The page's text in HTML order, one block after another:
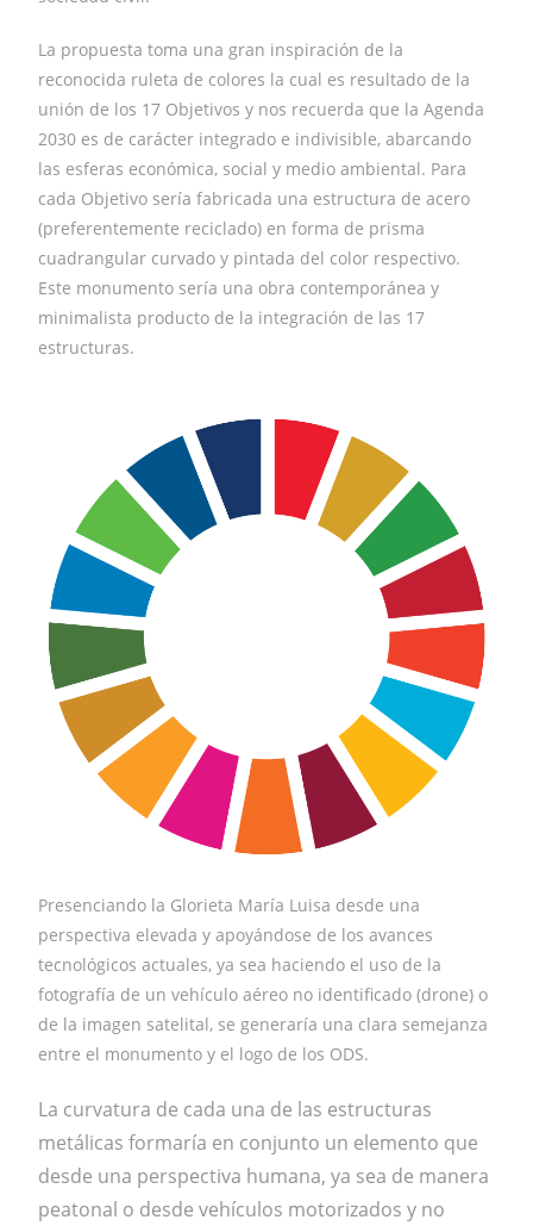
La propuesta toma una gran inspiración de la
reconocida ruleta de colores la cual es resultado de la
unión de los 17 Objetivos y nos recuerda que la Agenda
2030 es de carácter integrado e indivisible, abarcando
las esferas económica, social y medio ambiental. Para
cada Objetivo sería fabricada una estructura de acero
(preferentemente reciclado) en forma de prisma
cuadrangular curvado y pintada del color respectivo.
Este monumento sería una obra contemporánea y
minimalista producto de la integración de las 17
estructuras.
Presenciando la Glorieta María Luisa desde una
perspectiva elevada y apoyándose de los avances
tecnológicos actuales, ya sea haciendo el uso de la
fotografía de un vehículo aéreo no identificado (drone) o
de la imagen satelital, se generaría una clara semejanza
entre el monumento y el logo de los ODS.
La curvatura de cada una de las estructuras
metálicas formaría en conjunto un elemento que
desde una perspectiva humana, ya sea de manera
peatonal o desde vehículos motorizados y no